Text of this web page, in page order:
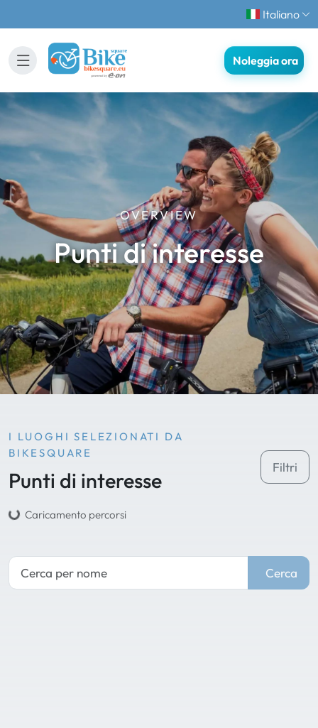
Italiano
Noleggia ora
OVERVIEW
Punti di interesse
I LUOGHI SELEZIONATI DA
BIKESQUARE
Punti di interesse
Filtri
Caricamento percorsi
Cerca